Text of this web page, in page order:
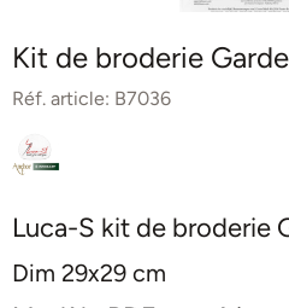
Kit de broderie
Réf. article: B7036
Luca-S kit de broderie
Dim 29x29 cm